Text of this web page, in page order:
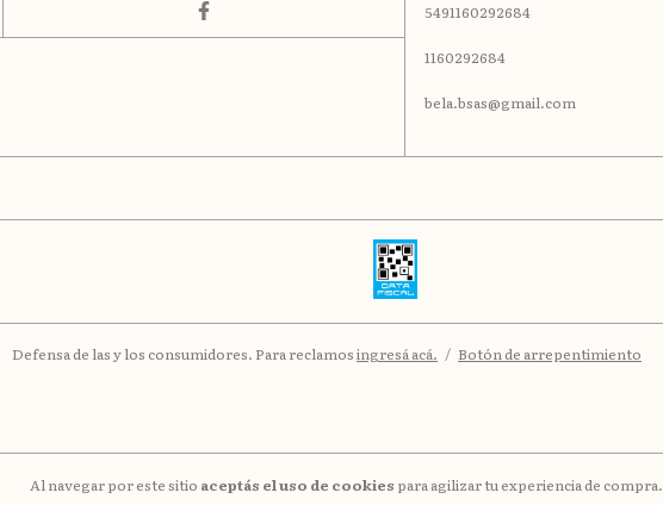
Al navegar por este sitio aceptás el uso de cookies para agilizar tu experiencia de compra.
5491160292684
1160292684
bela.bsas@gmail.com
Defensa de las y los consumidores. Para reclamosingresá acá. / Botón de arrepentimiento